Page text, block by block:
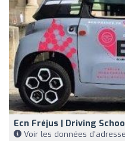
Ecn Fréjus | Driving
Voir les données